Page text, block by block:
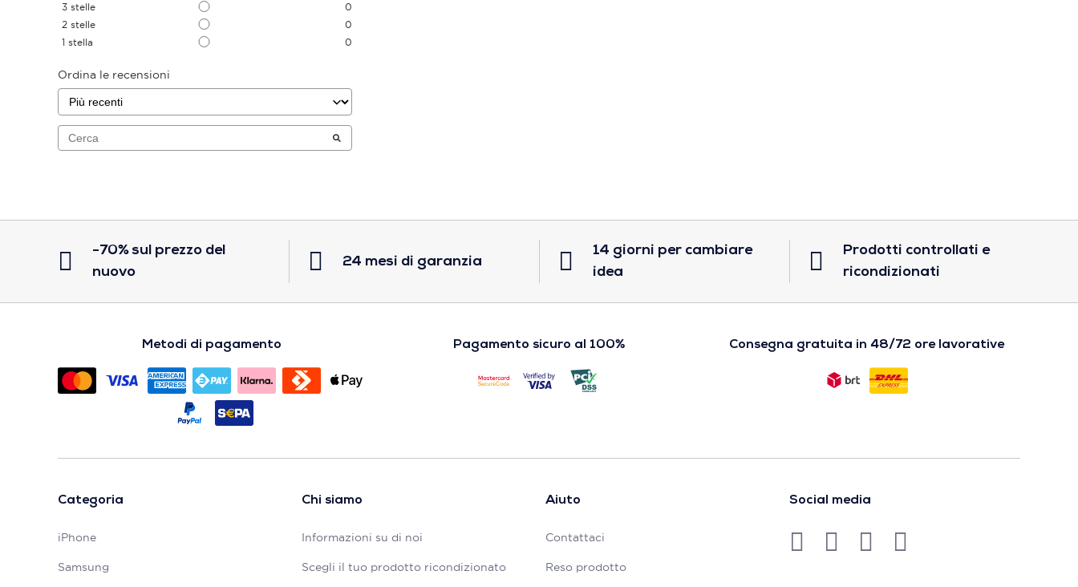
3 stelle
0
2 stelle
0
1 stella 0
Ordina le recensioni
-70% sul prezzo del
nuovo
24 mesi di garanzia
14 giorni per cambiare
idea
Prodotti controllati e
ricondizionati
Metodi di pagamento Pagamento sicuro al 100% Consegna gratuita in 48/72 ore lavorative
Categoria
iPhone
Samsung
Chi siamo
Informazioni su di noi
Scegli il tuo prodotto ricondizionato
Aiuto
Contattaci
Reso prodotto
Social media